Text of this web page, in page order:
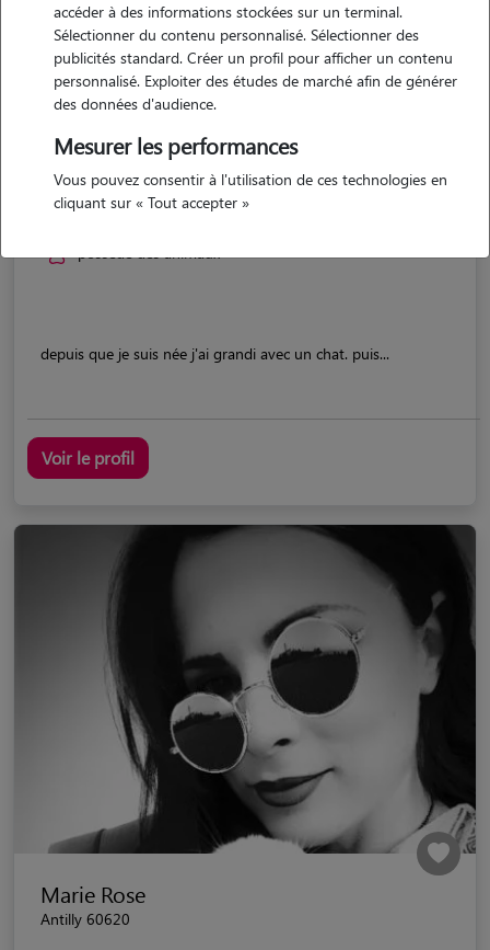
Adeline
BARGNY 60620
depuis que je suis née j'ai grandi avec un chat. puis...
Voir le profil
Marie Rose
Antilly 60620
accéder à des informations stockées sur un terminal.
Sélectionner du contenu personnalisé. Sélectionner des
publicités standard. Créer un profil pour afficher un contenu
personnalisé. Exploiter des études de marché afin de générer
des données d'audience.
Mesurer les performances
Vous pouvez consentir à l'utilisation de ces technologies en
cliquant sur « Tout accepter »